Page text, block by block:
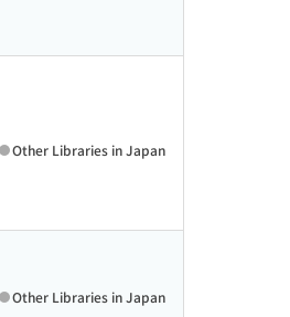
Other Libraries in Japan
Other Libraries in Japan